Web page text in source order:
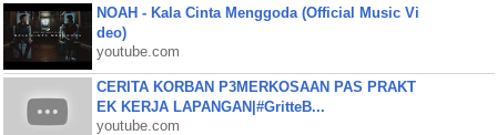
NOAH - Kala Cinta Menggoda (Official Music Vi
deo)
youtube.com
CERITA KORBAN P3MERKOSAAN PAS PRAKT
EK KERJA LAPANGAN|#GritteB...
youtube.com